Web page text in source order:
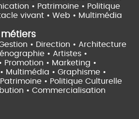
• Patrimoine • Politique
vivant • Web • Multimédia
• Direction • Architecture
• Artistes •
• Marketing •
Multimédia • Graphisme •
• Politique Culturelle
• Commercialisation